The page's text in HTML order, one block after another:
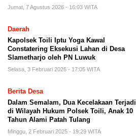
Jumat, 7 Agustus 2026 - 16:03 WITA
Daerah
Kapolsek Toili Iptu Yoga Kawal
Constatering Eksekusi Lahan di Desa
Slametharjo oleh PN Luwuk
Selasa, 3 Februari 2026 - 17:05 WITA
Berita Desa
Dalam Semalam, Dua Kecelakaan Terjadi
di Wilayah Hukum Polsek Toili, Anak 10
Tahun Alami Patah Tulang
Minggu, 2 Februari 2025 - 19:29 WITA